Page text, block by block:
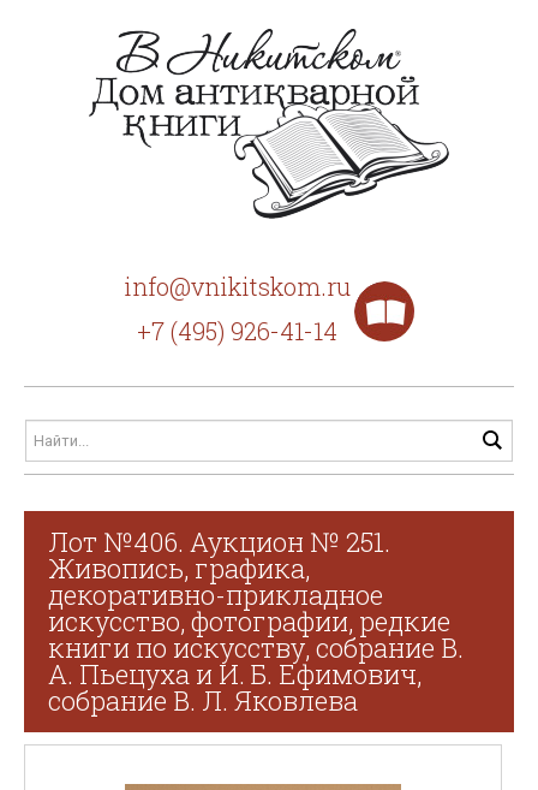
info@vnikitskom.ru
+7 (495) 926-41-14
Лот №406. Аукцион № 251.
Живопись, графика,
декоративно-прикладное
искусство, фотографии, редкие
книги по искусству, собрание В.
А. Пьецуха и И. Б. Ефимович,
собрание В. Л. Яковлева